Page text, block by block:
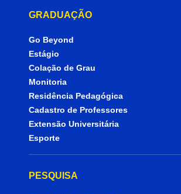
GRADUAÇÃO
Go Beyond
Estágio
Colação de Grau
Monitoria
Residência Pedagógica
Cadastro de Professores
Extensão Universitária
Esporte
PESQUISA